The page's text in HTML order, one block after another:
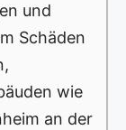
und
Schäden
wie
an der